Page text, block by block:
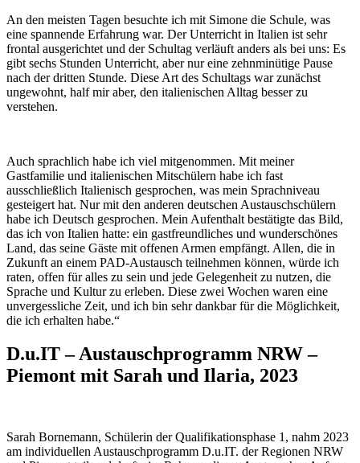
An den meisten Tagen besuchte ich mit Simone die Schule, was
eine spannende Erfahrung war. Der Unterricht in Italien ist sehr
frontal ausgerichtet und der Schultag verläuft anders als bei uns: Es
gibt sechs Stunden Unterricht, aber nur eine zehnminütige Pause
nach der dritten Stunde. Diese Art des Schultags war zunächst
ungewohnt, half mir aber, den italienischen Alltag besser zu
verstehen.
Auch sprachlich habe ich viel mitgenommen. Mit meiner
Gastfamilie und italienischen Mitschülern habe ich fast
ausschließlich Italienisch gesprochen, was mein Sprachniveau
gesteigert hat. Nur mit den anderen deutschen Austauschschülern
habe ich Deutsch gesprochen. Mein Aufenthalt bestätigte das Bild,
das ich von Italien hatte: ein gastfreundliches und wunderschönes
Land, das seine Gäste mit offenen Armen empfängt. Allen, die in
Zukunft an einem PAD-Austausch teilnehmen können, würde ich
raten, offen für alles zu sein und jede Gelegenheit zu nutzen, die
Sprache und Kultur zu erleben. Diese zwei Wochen waren eine
unvergessliche Zeit, und ich bin sehr dankbar für die Möglichkeit,
die ich erhalten habe.“
D.u.IT – Austauschprogramm NRW –
Piemont mit Sarah und Ilaria, 2023
Sarah Bornemann, Schülerin der Qualifikationsphase 1, nahm 2023
am individuellen Austauschprogramm D.u.IT. der Regionen NRW